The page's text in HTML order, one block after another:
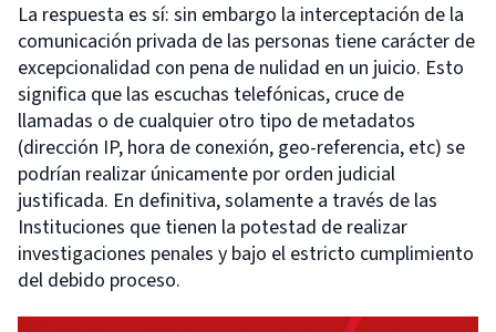
La respuesta es sí: sin embargo la interceptación de la
comunicación privada de las personas tiene carácter de
excepcionalidad con pena de nulidad en un juicio. Esto
significa que las escuchas telefónicas, cruce de
llamadas o de cualquier otro tipo de metadatos
(dirección IP, hora de conexión, geo-referencia, etc) se
podrían realizar únicamente por orden judicial
justificada. En definitiva, solamente a través de las
Instituciones que tienen la potestad de realizar
investigaciones penales y bajo el estricto cumplimiento
del debido proceso.